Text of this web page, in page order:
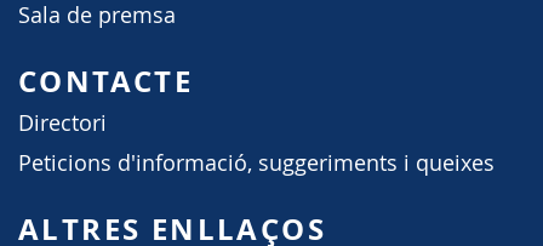
Sala de premsa
CONTACTE
Directori
Peticions d'informació, suggeriments i queixes
ALTRES ENLLAÇOS